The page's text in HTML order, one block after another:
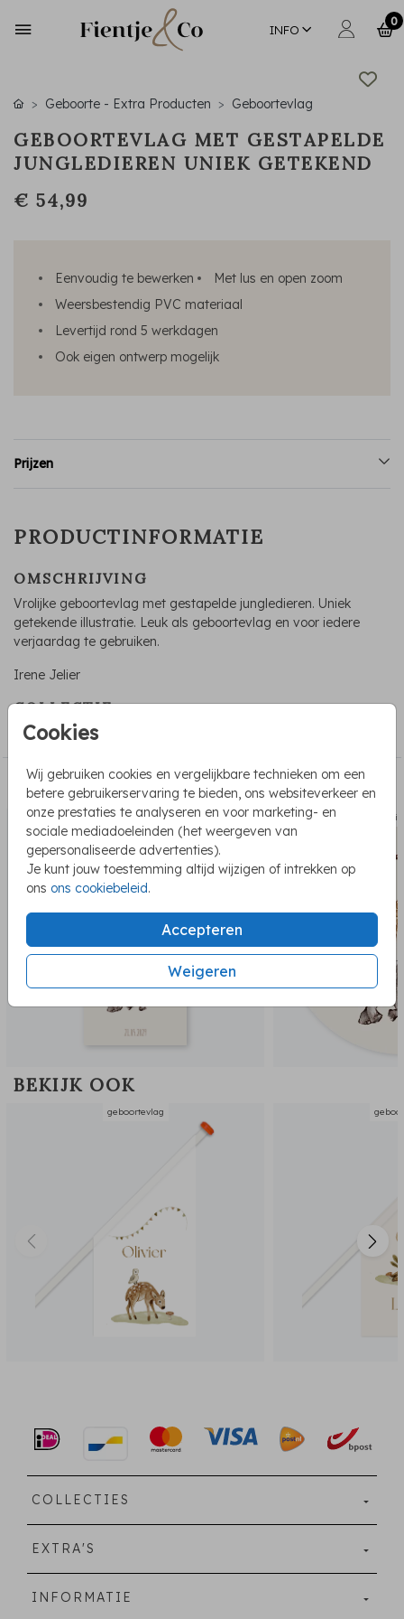
INFO
0
Cookies
Wij gebruiken cookies en vergelijkbare technieken om een
betere gebruikerservaring te bieden, ons websiteverkeer en
onze prestaties te analyseren en voor marketing- en
sociale mediadoeleinden (het weergeven van
gepersonaliseerde advertenties).
Je kunt jouw toestemming altijd wijzigen of intrekken op
ons ons cookiebeleid.
Accepteren
Weigeren
Geboorte - Extra Producten Geboortevlag
GEBOORTEVLAG MET GESTAPELDE
JUNGLEDIEREN UNIEK GETEKEND
€ 54,99
Eenvoudig te bewerken
Met lus en open zoom
Weersbestendig PVC materiaal
Levertijd rond 5 werkdagen
Ook eigen ontwerp mogelijk
Prijzen
PRODUCTINFORMATIE
OMSCHRIJVING
Vrolijke geboortevlag met gestapelde jungledieren. Uniek
getekende illustratie. Leuk als geboortevlag en voor iedere
verjaardag te gebruiken.
Irene Jelier
COLLECTIE
Geboortevlag
PASSEND BIJ DE KAART
geboortekaartje
BEKIJK OOK
geboortevlag
COLLECTIES
EXTRA'S
INFORMATIE